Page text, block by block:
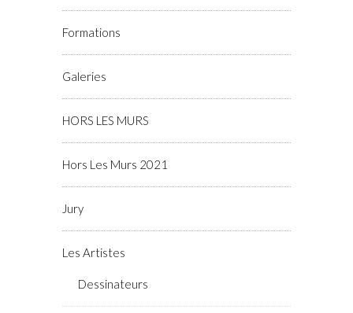
Formations
Galeries
HORS LES MURS
Hors Les Murs 2021
Jury
Les Artistes
Dessinateurs